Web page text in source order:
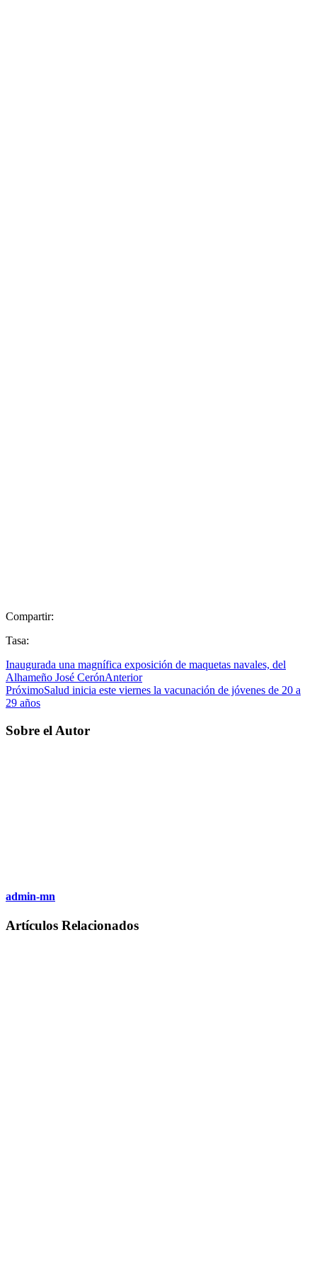
Compartir:
Tasa:
Inaugurada una magnífica exposición de maquetas navales, del
Alhameño José CerónAnterior
PróximoSalud inicia este viernes la vacunación de jóvenes de 20 a
29 años
Sobre el Autor
admin-mn
Artículos Relacionados